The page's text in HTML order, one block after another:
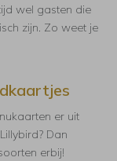
wel gasten die
zijn. Zo weet je
er uit
Dan
erbij!